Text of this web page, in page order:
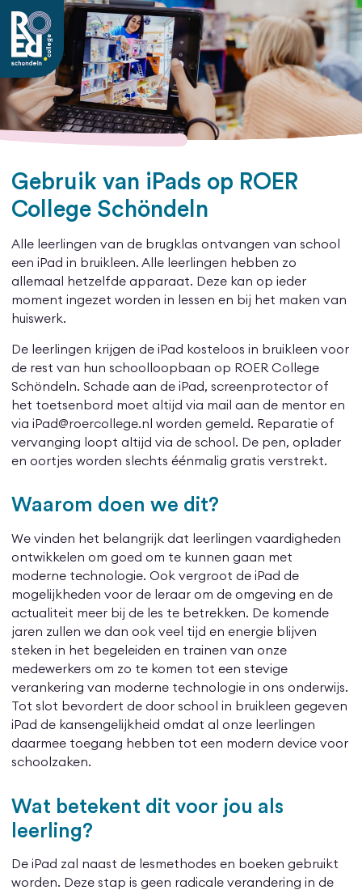
Gebruik van iPads op ROER
College Schöndeln
Alle leerlingen van de brugklas ontvangen van school
een iPad in bruikleen. Alle leerlingen hebben zo
allemaal hetzelfde apparaat. Deze kan op ieder
moment ingezet worden in lessen en bij het maken van
huiswerk.
De leerlingen krijgen de iPad kosteloos in bruikleen voor
de rest van hun schoolloopbaan op ROER College
Schöndeln. Schade aan de iPad, screenprotector of
het toetsenbord moet altijd via mail aan de mentor en
via iPad@roercollege.nl worden gemeld. Reparatie of
vervanging loopt altijd via de school. De pen, oplader
en oortjes worden slechts éénmalig gratis verstrekt.
Waarom doen we dit?
We vinden het belangrijk dat leerlingen vaardigheden
ontwikkelen om goed om te kunnen gaan met
moderne technologie. Ook vergroot de iPad de
mogelijkheden voor de leraar om de omgeving en de
actualiteit meer bij de les te betrekken. ​​De komende
jaren zullen we dan ook veel tijd en energie blijven
steken in het begeleiden en trainen van onze
medewerkers om zo te komen tot een stevige
verankering van moderne technologie in ons onderwijs.
Tot slot bevordert de door school in bruikleen gegeven
iPad de kansengelijkheid omdat al onze leerlingen
daarmee toegang hebben tot een modern device voor
schoolzaken.
Wat betekent dit voor jou als
leerling?
De iPad zal naast de lesmethodes en boeken gebruikt
worden. Deze stap is geen radicale verandering in de